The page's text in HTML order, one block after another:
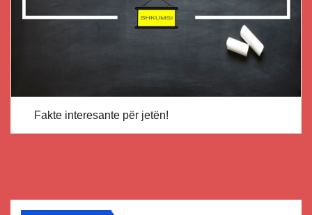
Fakte interesante për jetën!